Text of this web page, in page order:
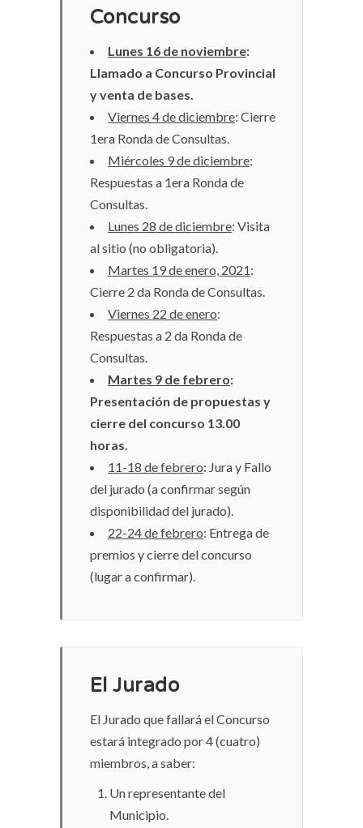
Concurso
Lunes 16 de noviembre:
Llamado a Concurso Provincial
y venta de bases.
Viernes 4 de diciembre: Cierre
1era Ronda de Consultas.
Miércoles 9 de diciembre:
Respuestas a 1era Ronda de
Consultas.
Lunes 28 de diciembre: Visita
al sitio (no obligatoria).
Martes 19 de enero, 2021:
Cierre 2 da Ronda de Consultas.
Viernes 22 de enero:
Respuestas a 2 da Ronda de
Consultas.
Martes 9 de febrero:
Presentación de propuestas y
cierre del concurso 13.00
horas.
11-18 de febrero: Jura y Fallo
del jurado (a confirmar según
disponibilidad del jurado).
22-24 de febrero: Entrega de
premios y cierre del concurso
(lugar a confirmar).
El Jurado
El Jurado que fallará el Concurso
estará integrado por 4 (cuatro)
miembros, a saber:
Un representante del
Municipio.